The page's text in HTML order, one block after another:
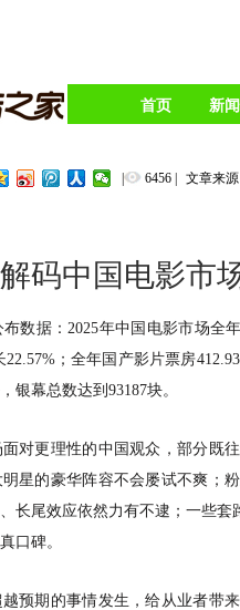
首页 新
| 6456 | 文章来
码中国电影市
数据：2025年中国电影市场全
22.57%；全年国产影片票房
银幕总数达到93187块。
对更理性的中国观众，部分既
星的豪华阵容不会屡试不爽；
长尾效应依然力有不逮；一些套
口碑。
预期的事情发生，给从业者带